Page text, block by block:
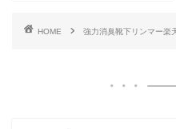
HOME 強力消臭靴下リンマー楽